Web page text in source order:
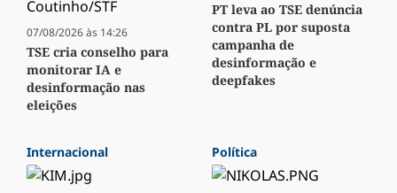
07/08/2026 às 14:26
TSE cria conselho para
monitorar IA e
desinformação nas
eleições
PT leva ao TSE denúncia
contra PL por suposta
campanha de
desinformação e
deepfakes
Internacional Política